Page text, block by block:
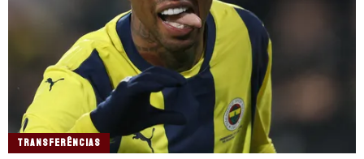
TRANSFERÊNCIAS